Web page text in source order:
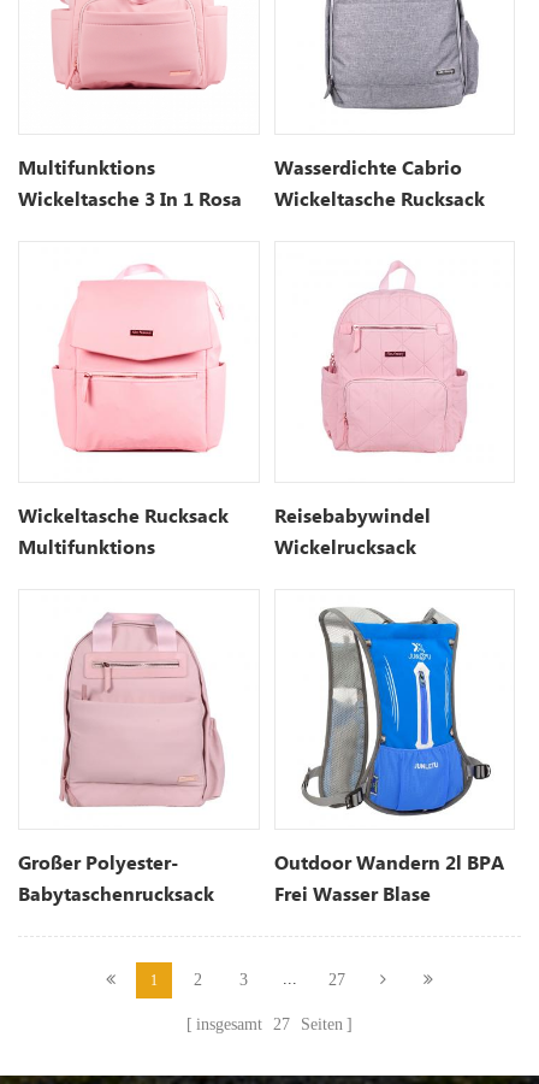
Multifunktions
Wickeltasche 3 In 1 Rosa
Wasserdichte Cabrio
Wickeltasche Rucksack
Wickeltasche Rucksack
Multifunktions
Wickeltaschen
Reisebabywindel
Wickelrucksack
Großer Polyester-
Babytaschenrucksack
Outdoor Wandern 2l BPA
Frei Wasser Blase
1 2 3 ... 27
insgesamt 27 Seiten